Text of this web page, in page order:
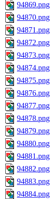
94869.png
94870.png
94871.png
94872.png
94873.png
94874.png
94875.png
94876.png
94877.png
94878.png
94879.png
94880.png
94881.png
94882.png
94883.png
94884.png